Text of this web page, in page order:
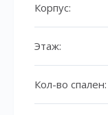
Корпус:
Этаж:
Кол-во спален: